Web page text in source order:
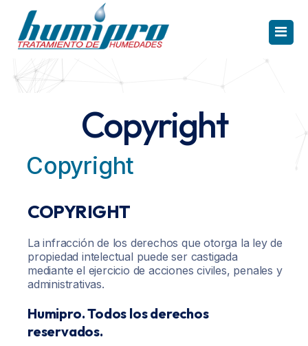
CAPILARIDAD
CONDENSACIÓN
Solución Capilaridad
Unidad Ventilación Humipro 2.001
REFERENCIAS
Quiénes Somos
BLOG
Copyright
Copyright
COPYRIGHT
La infracción de los derechos que otorga la ley de
propiedad intelectual puede ser castigada
mediante el ejercicio de acciones civiles, penales y
administrativas.
Humipro. Todos los derechos
reservados.